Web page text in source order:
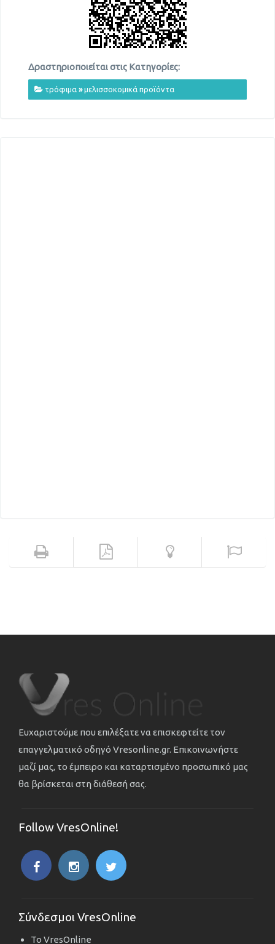
Δραστηριοποιείται στις Κατηγορίες:
τρόφιμα »μελισσοκομικά προϊόντα
Ευχαριστούμε που επιλέξατε να επισκεφτείτε τον
επαγγελματικό οδηγό Vresonline.gr. Επικοινωνήστε
μαζί μας, το έμπειρο και καταρτισμένο προσωπικό μας
θα βρίσκεται στη διάθεσή σας.
Follow VresOnline!
Σύνδεσμοι VresOnline
Το VresOnline